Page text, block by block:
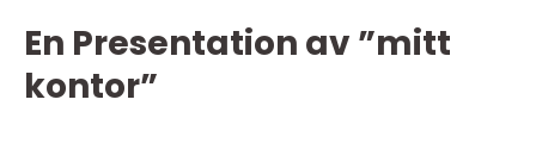
En Presentation av ”mitt
kontor”